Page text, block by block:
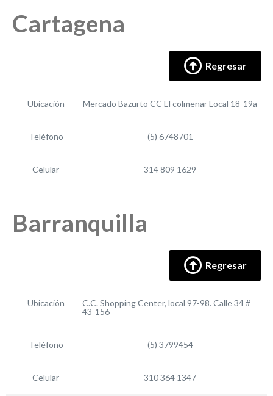
Cartagena
Regresar
Ubicación Mercado Bazurto CC El colmenar Local 18-19a
Teléfono (5) 6748701
Celular 314 809 1629
Barranquilla
Regresar
Ubicación
C.C. Shopping Center, local 97-98. Calle 34 #
43-156
Teléfono (5) 3799454
Celular 310 364 1347